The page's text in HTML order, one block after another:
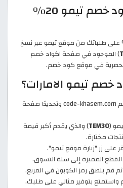
كيف تحصل على كود خصم تيمو 20%
الحصول على خصم 20% على طلباتك من موقع تيمو عبر نسخ
) الموجود في صفحة اكواد خصم
والحصرية في موقع كود خصم.
تيمو الامارات؟
قم بزيارة موقع كود خصم code-khasem.com وتحديدًا صفحة
(
TEM30) والذي يقدم أكبر قيمة
على زر "زيارة موقع تيمو".
المميزة إلى سلة التسوق.
قم بلصق رمز الكوبون في المربع.
واستمتع بتوفير مثالي على طلبك.